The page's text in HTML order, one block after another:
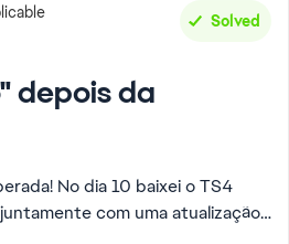
Solved
depois da
com uma atualização
consigo mais jogar porque a tela